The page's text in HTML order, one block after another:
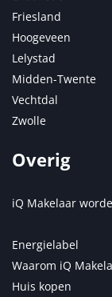
Friesland
Hoogeveen
Lelystad
Midden-Twente
Vechtdal
Zwolle
Overig
iQ Makelaar
Energielabel
Waarom iQ
Huis kopen